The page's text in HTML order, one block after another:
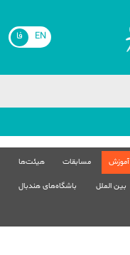
EN فا
آموزش مسابقات هیئت‌ها
بین الملل باشگاه‌های هندبال